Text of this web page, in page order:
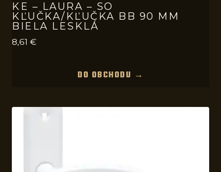
KE – LAURA – SO
KĽUČKA/KĽUČKA BB 90 MM
BIELA LESKLÁ
8,61 €
DO OBCHODU →